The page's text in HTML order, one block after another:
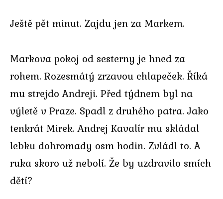
Ještě pět minut. Zajdu jen za Markem.
Markova pokoj od sesterny je hned za
rohem. Rozesmátý zrzavou chlapeček. Říká
mu strejdo Andreji. Před týdnem byl na
výletě v Praze. Spadl z druhého patra. Jako
tenkrát Mirek. Andrej Kavalír mu skládal
lebku dohromady osm hodin. Zvládl to. A
ruka skoro už nebolí. Že by uzdravilo smích
dětí?